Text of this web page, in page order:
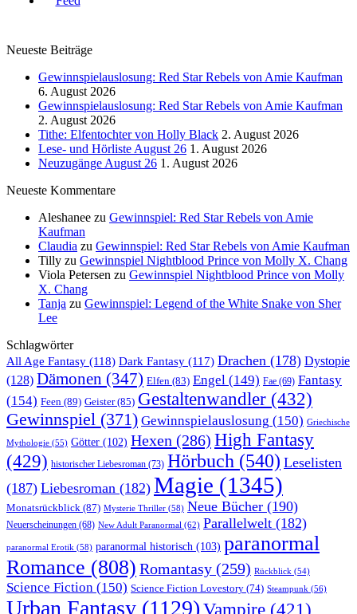
Neueste Beiträge
Gewinnspielauslosung: Red Star Rebels von Amie Kaufman
6. August 2026
Gewinnspielauslosung: Red Star Rebels von Amie Kaufman
2. August 2026
Tithe: Elfentochter von Holly Black 2. August 2026
Lese- und Hörliste August 26 1. August 2026
Neuzugänge August 26 1. August 2026
Neueste Kommentare
Aleshanee zu Gewinnspiel: Red Star Rebels von Amie
Kaufman
Claudia zu Gewinnspiel: Red Star Rebels von Amie Kaufman
Tilly zu Gewinnspiel Nightblood Prince von Molly X. Chang
Viola Petersen zu Gewinnspiel Nightblood Prince von Molly
X. Chang
Tanja zu Gewinnspiel: Legend of the White Snake von Sher
Lee
Schlagwörter
All Age Fantasy (118) Dark Fantasy (117) Drachen (178) Dystopie
(128) Dämonen (347) Elfen (83) Engel (149) Fae (69) Fantasy
(154) Feen (89) Geister(85) Gestaltenwandler (432)
Gewinnspiel (371) Gewinnspielauslosung (150) Griechische
Mythologie (55) Götter (102) Hexen (286) High Fantasy
(429) historischer Liebesroman (73) Hörbuch (540) Leselisten
(187) Liebesroman (182) Magie (1345)
Monatsrückblick (87) Mysterie Thriller (58) Neue Bücher (190)
Neuerscheinungen (68) New Adult Paranormal (62) Parallelwelt (182)
paranormal Erotik (58) paranormal historisch (103) paranormal
Romance (808) Romantasy (259) Rückblick (54)
Science Fiction (150) Science Fiction Lovestory (74) Steampunk (56)
Urban Fantasy (1129) Vampire (421)